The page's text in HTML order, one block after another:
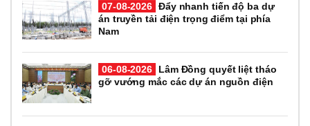
07-08-2026 Đẩy nhanh tiến độ ba dự
án truyền tải điện trọng điểm tại phía
Nam
06-08-2026
Lâm Đồng quyết liệt tháo
gỡ vướng mắc các dự án nguồn điện